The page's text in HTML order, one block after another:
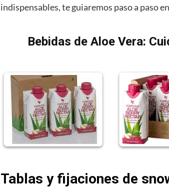
indispensables, te guiaremos paso a paso
Bebidas de Aloe Vera:
Tablas y fijaciones de